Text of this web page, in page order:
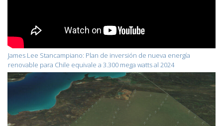
James Lee Stancampiano: Plan de inversión de nueva energía
renovable para Chile equivale a 3.300 mega watts al 2024